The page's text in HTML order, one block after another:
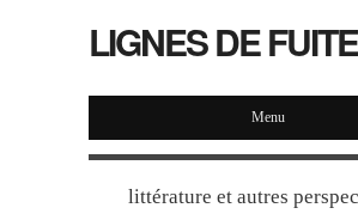
LIGNES DE FUITE
Menu
littérature et autres